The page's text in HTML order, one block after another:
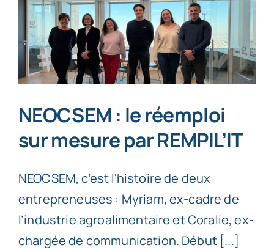
NEOCSEM : le réemploi
sur mesure par REMPIL’IT
NEOCSEM, c’est l'histoire de deux
entrepreneuses : Myriam, ex-cadre de
l’industrie agroalimentaire et Coralie, ex-
chargée de communication. Début [...]